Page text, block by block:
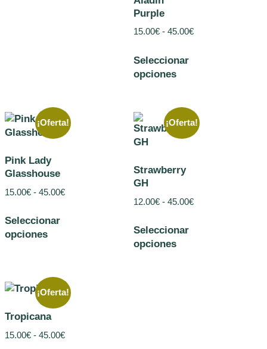
Purple
15.00€ - 45.00€
Seleccionar
opciones
¡Oferta!
Pink Lady
Glasshouse
15.00€ - 45.00€
Seleccionar
opciones
¡Oferta!
Strawberry
GH
12.00€ - 45.00€
Seleccionar
opciones
¡Oferta!
Tropicana
15.00€ - 45.00€